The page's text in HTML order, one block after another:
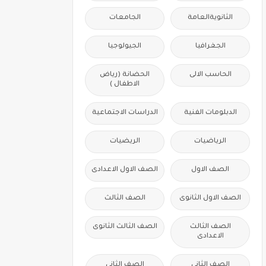
الثانويةالعامة الجامعات
الجغرافيا الجيولوجيا
الحاسب الالى
الحضانة (رياض
الاطفال )
الدبلومات الفنية الدراسات الاجتماعية
الرياضيات الريضيات
الصف الاول الصف الاول الاعدادى
الصف الاول الثانوى الصف الثالث
الصف الثالث
الاعدادى
الصف الثالث الثانوى